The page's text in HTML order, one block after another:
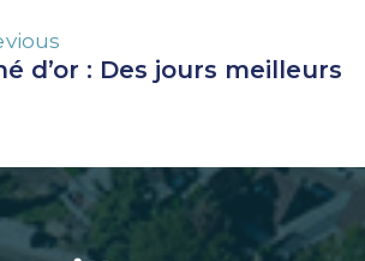
d’or : Des jours meilleurs